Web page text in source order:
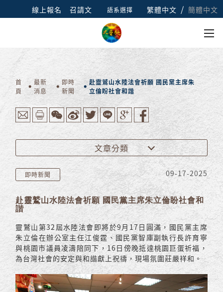
線上報名 召請文 語系選擇 繁體中文 / 簡體中文
首
頁
最新
消息
即時
新聞
赴靈鷲山水陸法會祈願 國民黨主席朱
立倫盼社會和諧
文章分類
即時新聞 09-17-2025
赴靈鷲山水陸法會祈願 國民黨主席朱立倫盼社會和
諧
靈鷲山第32屆水陸法會即將於9月17日圓滿，國民黨主席
朱立倫在辦公室主任江俊霆、國民黨智庫副執行長許育寧
與桃園市議員凌濤陪同下，16日傍晚抵達桃園巨蛋祈福，
為台灣社會的安定與和諧獻上祝禱，現場氛圍莊嚴祥和。